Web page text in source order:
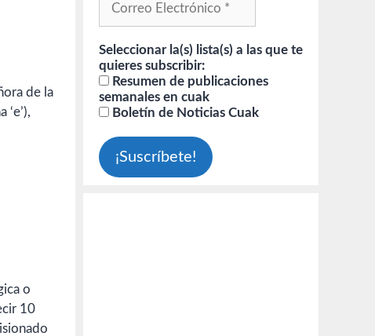
de la
o
10
Seleccionar la(s) lista(s) a las que te
quieres subscribir:
Resumen de publicaciones
semanales en cuak
Boletín de Noticias Cuak